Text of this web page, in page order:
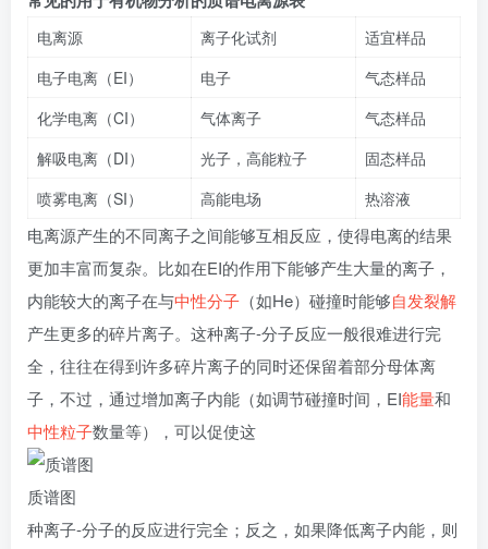
电离源 离子化试剂
适宜样品
电子电离（EI）
电子
气态样品
化学电离（CI）
气体离子
气态样品
解吸电离（DI）
光子，高能粒子
固态样品
喷雾电离（SI）
高能电场 热溶液
电离源产生的不同离子之间能够互相反应，使得电离的结果
更加丰富而复杂。比如在EI的作用下能够产生大量的离子，
内能较大的离子在与中性分子 （如He）碰撞时能够自发裂解
产生更多的碎片离子。这种离子-分子反应一般很难进行完
全，往往在得到许多碎片离子的同时还保留着部分母体离
子，不过，通过增加离子内能（如调节碰撞时间，EI能量和
中性粒子数量等），可以促使这
质谱图
种离子-分子的反应进行完全；反之，如果降低离子内能，则